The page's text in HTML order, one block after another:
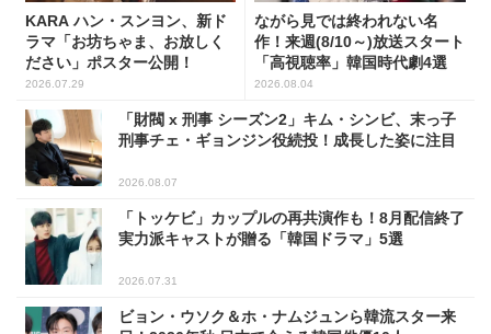
KARA ハン・スンヨン、新ド
ラマ「お坊ちゃま、お放しく
ださい」ポスター公開！
2026.07.29
ながら見では終われない名
作！来週(8/10～)放送スタート
「高視聴率」韓国時代劇4選
2026.08.04
「財閥 x 刑事 シーズン2」キム・シンビ、末っ子
刑事チェ・ギョンジン役続投！成長した姿に注目
2026.08.07
「トッケビ」カップルの再共演作も！8月配信終了
実力派キャストが贈る「韓国ドラマ」5選
2026.07.31
ビョン・ウソク＆ホ・ナムジュンら韓流スター来